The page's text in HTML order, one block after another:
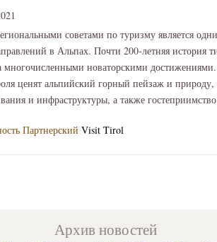
советами по туризму является
в Альпах. Почти 200-летняя история
многочисленными новаторскими
ценят альпийский горный пейзаж и природу,
и инфраструктуры, а также
Партнерский Visit Tirol
Архив новостей